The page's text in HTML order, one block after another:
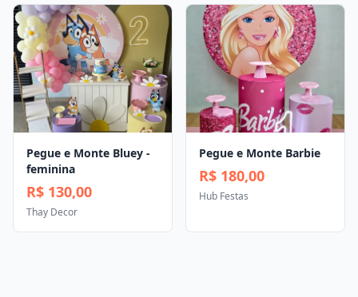
Pegue e Monte Bluey -
feminina
R$ 130,00
Thay Decor
Pegue e Monte Barbie
R$ 180,00
Hub Festas